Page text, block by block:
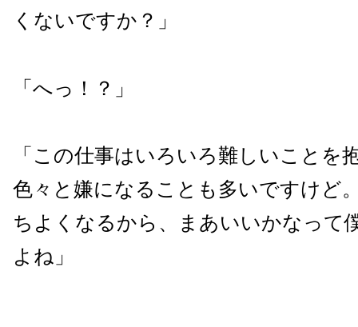
くないですか？」
「へっ！？」
「この仕事はいろいろ難しいことを
色々と嫌になることも多いですけど
ちよくなるから、まあいいかなって
よね」